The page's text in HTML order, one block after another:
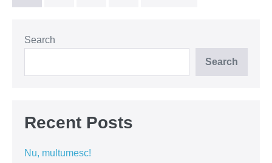
Search
Search
Recent Posts
Nu, multumesc!